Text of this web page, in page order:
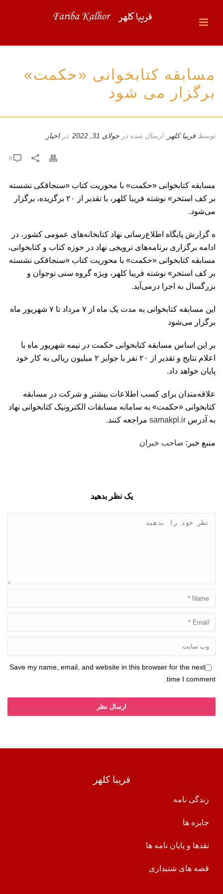
مسابقه کتابخوانی «حکمت»
برگزار می شود
توسط فریبا کلهر ارسال شده در جولای 31, 2022 دراخبار
مسابقه کتابخوانی «حکمت» با محوریت کتاب «سنجاقکی نشسته
بر کف استخر» نوشته فریبا کلهر، با تقدیر از ۲۰ برگزیده، برگزار
می‌شود.
ه گزارش پایگاه اطلاع‌رسانی نهاد کتابخانه‌های عمومی کشور، در
ادامه برگزاری برنامه‌های ترویجی نهاد در حوزه کتاب و کتابخوانی،
مسابقه کتابخوانی «حکمت» با محوریت کتاب «سنجاقکی نشسته
بر کف استخر» نوشته فریبا کلهر، ویژه گروه سنی نوجوان و
بزرگسال به اجرا درمی‌آید.
این مسابقه کتابخوانی به مدت یک ماه از ۷ مرداد تا ۷ شهریور ماه
برگزار می‌شود
بر این اساس مسابقه کتابخوانی حکمت در نیمه شهریور ماه با
اعلام نتایج و تقدیر از ۲۰ نفر با جوایز ۲ میلیون ریالی به کار خود
پایان خواهد داد.
علاقه‌مندان برای کسب اطلاعات بیشتر و شرکت در مسابقه
کتابخوانی «حکمت» به سامانه مسابقات الکترونیک کتابخوانی نهاد
به آدرس samakpl.ir مراجعه کنند.
منبع خبر: صاحب خبران
یک نظر بدهید
Save my name, email, and website in this browser for the next
time I comment.
فریبا کلهر
زندگی نامه
جایزه ها
نقدها و پایان نامه ها
قصه های شنیداری